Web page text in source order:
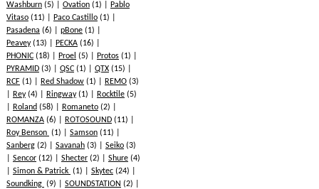
Washburn (5) Ovation (1)
Pablo
Vitaso (11) Paco Castillo (1)
Pasadena (6) pBone (1)
Peavey(13) PECKA (16)
PHONIC (18) Proel (5) Protos (1)
PYRAMID (3) QSC (1) QTX (15)
RCF (1) Red Shadow (1) REMO (3)
Rey(4) Ringway(1) Rocktile (5)
Roland (58) Romaneto (2)
ROMANZA (6) ROTOSOUND (11)
Roy Benson (1) Samson (11)
Sanberg (2) Savanah (3) Seiko (3)
Sencor (12) Shecter (2) Shure (4)
Simon & Patrick (1) Skytec (24)
Soundking (9) SOUNDSTATION (2)